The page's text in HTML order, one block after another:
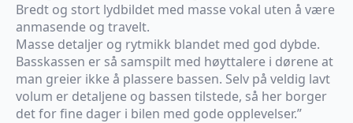
Bredt og stort lydbildet med masse vokal uten å være
anmasende og travelt.
Masse detaljer og rytmikk blandet med god dybde.
Basskassen er så samspilt med høyttalere i dørene at
man greier ikke å plassere bassen. Selv på veldig lavt
volum er detaljene og bassen tilstede, så her borger
det for fine dager i bilen med gode opplevelser.”